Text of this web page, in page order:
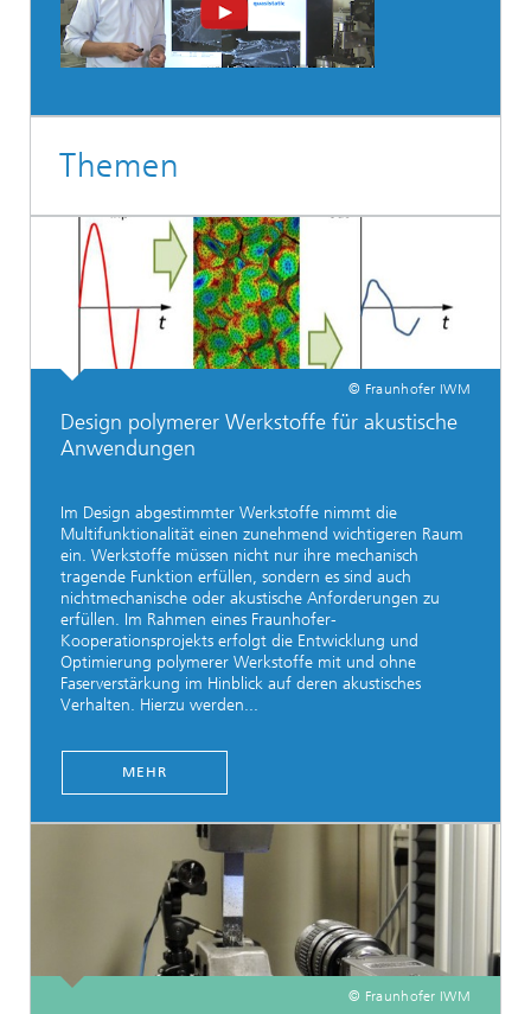
Themen
© Fraunhofer IWM
Design polymerer Werkstoffe für akustische
Anwendungen
Im Design abgestimmter Werkstoffe nimmt die
Multifunktionalität einen zunehmend wichtigeren Raum
ein. Werkstoffe müssen nicht nur ihre mechanisch
tragende Funktion erfüllen, sondern es sind auch
nichtmechanische oder akustische Anforderungen zu
erfüllen. Im Rahmen eines Fraunhofer-
Kooperationsprojekts erfolgt die Entwicklung und
Optimierung polymerer Werkstoffe mit und ohne
Faserverstärkung im Hinblick auf deren akustisches
Verhalten. Hierzu werden...
MEHR
© Fraunhofer IWM